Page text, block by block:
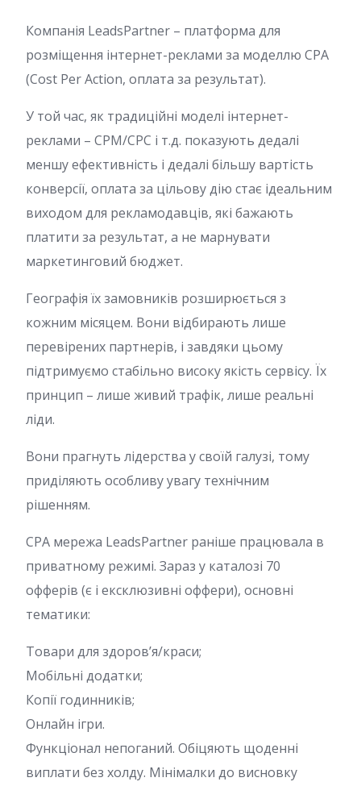
Компанія LeadsPartner – платформа для
розміщення інтернет-реклами за моделлю CPA
(Cost Per Action, оплата за результат).
У той час, як традиційні моделі інтернет-
реклами – CPM/CPC і т.д. показують дедалі
меншу ефективність і дедалі більшу вартість
конверсії, оплата за цільову дію стає ідеальним
виходом для рекламодавців, які бажають
платити за результат, а не марнувати
маркетинговий бюджет.
Географія їх замовників розширюється з
кожним місяцем. Вони відбирають лише
перевірених партнерів, і завдяки цьому
підтримуємо стабільно високу якість сервісу. Їх
принцип – лише живий трафік, лише реальні
ліди.
Вони прагнуть лідерства у своїй галузі, тому
приділяють особливу увагу технічним
рішенням.
CPA мережа LeadsPartner раніше працювала в
приватному режимі. Зараз у каталозі 70
офферів (є і ексклюзивні оффери), основні
тематики:
Товари для здоров’я/краси;
Мобільні додатки;
Копії годинників;
Онлайн ігри.
Функціонал непоганий. Обіцяють щоденні
виплати без холду. Мінімалки до висновку